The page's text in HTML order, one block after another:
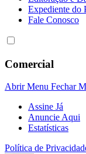
Expediente do
Fale Conosco
Comercial
Abrir Menu Fechar
Assine Já
Anuncie Aqui
Estatísticas
Política de